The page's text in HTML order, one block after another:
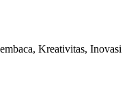
Kreativitas, Inovasi